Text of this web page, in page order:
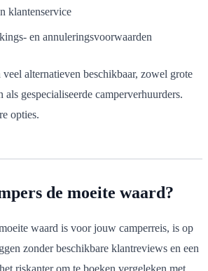
klantenservice
en annuleringsvoorwaarden
alternatieven beschikbaar, zowel grote
gespecialiseerde camperverhuurders.
opties.
de moeite waard?
waard is voor jouw camperreis, is op
zonder beschikbare klantreviews en een
riskanter om te boeken vergeleken met